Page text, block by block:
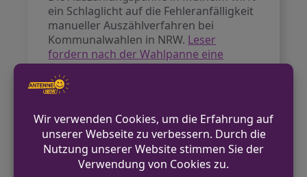
ein Schlaglicht auf die Fehleranfälligkeit
manueller Auszählverfahren bei
Kommunalwahlen in NRW. Leser
fordern nach der Wahlpanne eine
Digitalisierung von Wahlen, um solche
Fehler künftig zu vermeiden. Der Vorfall
zeigt, wie wichtig sorgfältige
Kontrollmechanismen bei knappen
Wahlergebnissen sind.
Ausblick